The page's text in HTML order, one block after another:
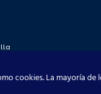
cookies. La mayoría